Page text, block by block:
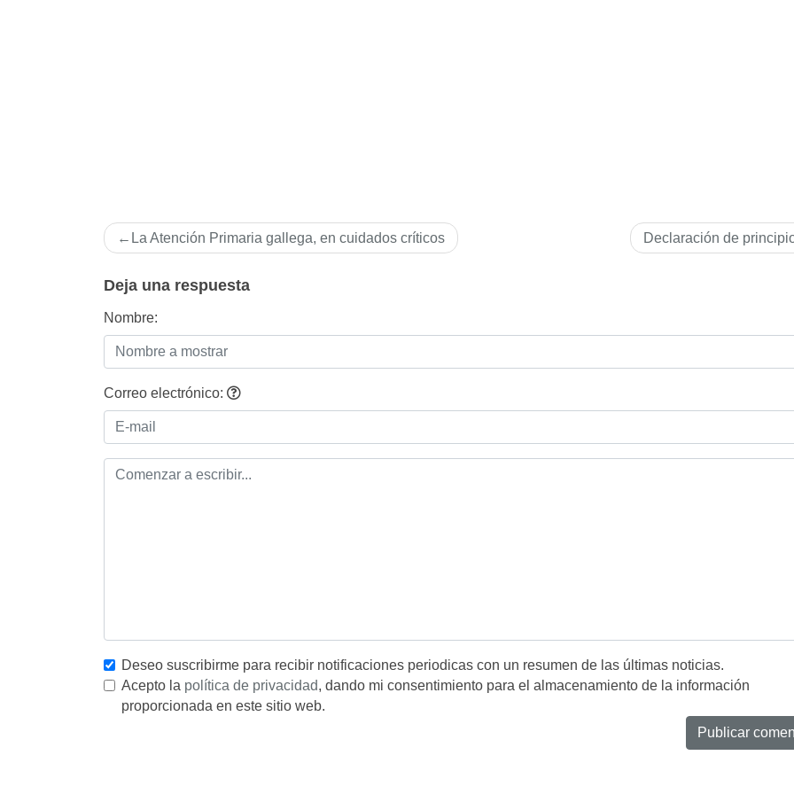
Navegación
de
entradas
La Atención Primaria gallega, en cuidados críticos Declaración de
Deja una respuesta
Nombre:
Correo electrónico:
Deseo suscribirme para recibir notificaciones periodicas con un resumen de las últimas noticias.
Acepto la política de privacidad, dando mi consentimiento para el almacenamiento de la información
proporcionada en este sitio web.